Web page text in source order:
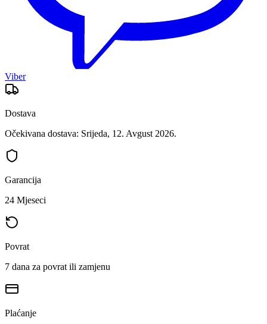
Viber
Dostava
Očekivana dostava: Srijeda, 12. Avgust 2026.
Garancija
24 Mjeseci
Povrat
7 dana za povrat ili zamjenu
Plaćanje